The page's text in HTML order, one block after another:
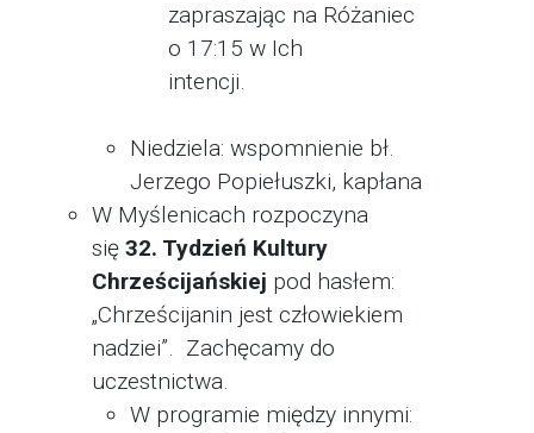
zapraszając na Różaniec
o 17:15 w Ich
intencji.
Niedziela: wspomnienie bł.
Jerzego Popiełuszki, kapłana
W Myślenicach rozpoczyna
się 32. Tydzień Kultury
Chrześcijańskiej pod hasłem:
„Chrześcijanin jest człowiekiem
nadziei”. Zachęcamy do
uczestnictwa.
W programie między innymi: